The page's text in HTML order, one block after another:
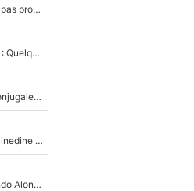
Zinédine Zidane et Didier Deschamps : «Ils n’étaient pas proches», les confidences d’un membre de l’équipe de France 1998 sur leur relation spéciale
Medhi Benatia s'est «senti trahi» par Pablo Longoria : Quelques semaines après son départ, l'ancien directeur de football de l'OM règle ses comptes
Des terrains de Ligue 1 au tribunal pour violences conjugales : Un arbitre français encourt une peine de 18 mois de prison !
Equipe de France : 10 jours après la nomination de Zinedine Zidane, c'est au tour de son fils de prendre un nouveau départ !
Max Verstappen, Lewis Hamilton… et bientôt Fernando Alonso ? Le classement des pilotes les mieux payés en Formule 1 risque de changer !